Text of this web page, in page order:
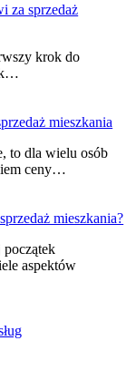
za sprzedaż
krok do
mieszkania
to dla wielu osób
ceny…
mieszkania?
początek
aspektów